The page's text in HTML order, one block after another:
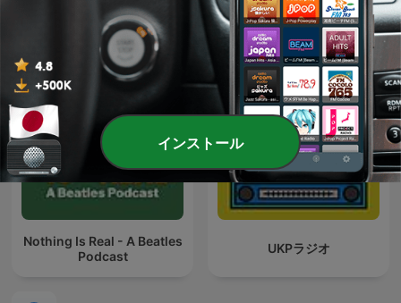
Relaxing Music
プ10) JPOP HITS!
Nothing Is Real - A Beatles
Podcast
UKPラジオ
インストール